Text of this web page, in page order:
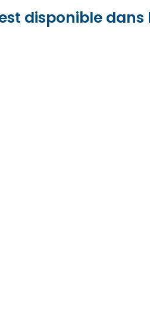
disponible